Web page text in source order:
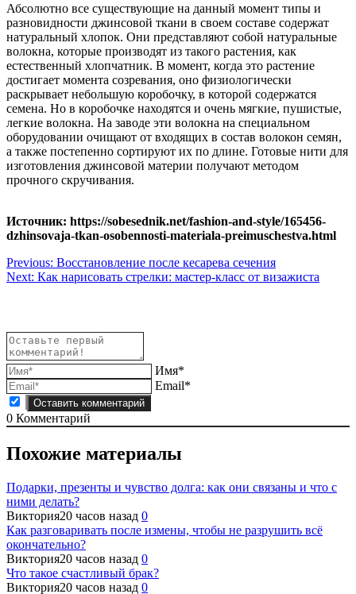
Абсолютно все существующие на данный момент типы и
разновидности джинсовой ткани в своем составе содержат
натуральный хлопок. Они представляют собой натуральные
волокна, которые производят из такого растения, как
естественный хлопчатник. В момент, когда это растение
достигает момента созревания, оно физиологически
раскрывает небольшую коробочку, в которой содержатся
семена. Но в коробочке находятся и очень мягкие, пушистые,
легкие волокна. На заводе эти волокна на специальном
оборудовании очищают от входящих в состав волокон семян,
а также постепенно сортируют их по длине. Готовые нити для
изготовления джинсовой материи получают методом
прочного скручивания.
Источник: https://sobesednik.net/fashion-and-style/165456-
dzhinsovaja-tkan-osobennosti-materiala-preimuschestva.html
Навигация
по
Previous: Восстановление после кесарева сечения
Next: Как нарисовать стрелки: мастер-класс от визажиста
Имя*
Email*
0 Комментарий
Похожие материалы
Подарки, презенты и чувство долга: как они связаны и что с
ними делать?
Виктория20 часов назад 0
Как разговаривать после измены, чтобы не разрушить всё
окончательно?
Виктория20 часов назад 0
Что такое счастливый брак?
Виктория20 часов назад 0